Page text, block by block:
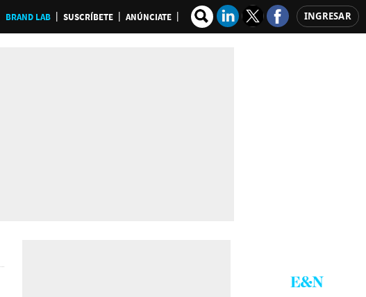
BRAND LAB SUSCRÍBETE ANÚNCIATE INGRESAR